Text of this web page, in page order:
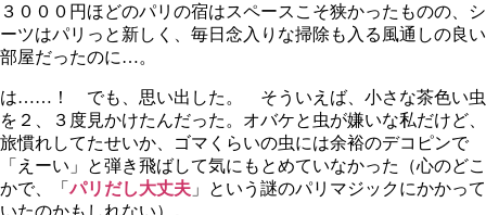
３０００円ほどのパリの宿はスペースこそ狭かったものの、シ
ーツはパリっと新しく、毎日念入りな掃除も入る風通しの良い
部屋だったのに…。
は……！ でも、思い出した。 そういえば、小さな茶色い虫
を２、３度見かけたんだった。オバケと虫が嫌いな私だけど、
旅慣れしてたせいか、ゴマくらいの虫には余裕のデコピンで
「えーい」と弾き飛ばして気にもとめていなかった（心のどこ
かで、「パリだし大丈夫 」という謎のパリマジックにかかって
いたのかもしれない）。